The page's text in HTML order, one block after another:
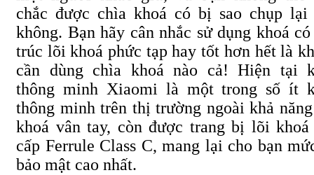
chắc được chìa khoá có bị sao chụp lại
không. Bạn hãy cân nhắc sử dụng khoá
trúc lõi khoá phức tạp hay tốt hơn hết là
cần dùng chìa khoá nào cả! Hiện tại
thông minh Xiaomi là một trong số ít
thông minh trên thị trường ngoài khả
khoá vân tay, còn được trang bị lõi
cấp Ferrule Class C, mang lại cho bạn
bảo mật cao nhất.